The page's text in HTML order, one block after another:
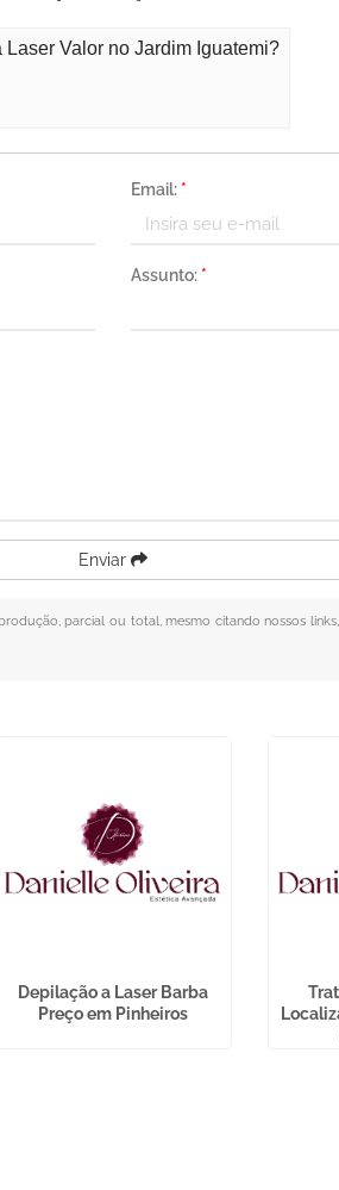
Valor no Jardim Iguatemi?
Email: *
Assunto: *
Enviar
parcial ou total, mesmo citando nossos
Depilação a Laser Barba
Preço em Pinheiros